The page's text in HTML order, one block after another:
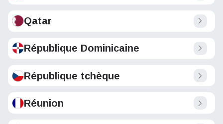
Qatar
République Dominicaine
République tchèque
Réunion